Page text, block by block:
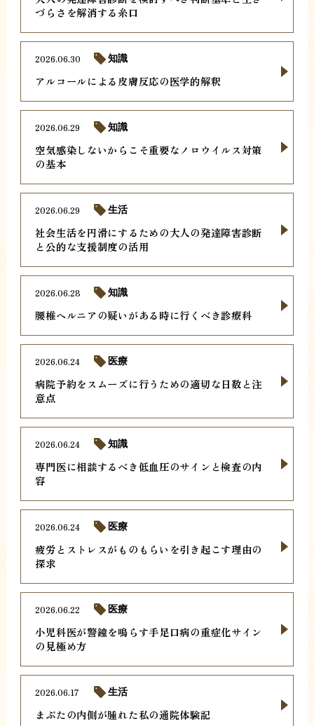
づらさを解消する糸口
アルコールによる皮膚反応の医学的解釈
2026.06.30 知識
空気感染しないからこそ重要なノロウイルス対策
の基本
2026.06.29 知識
社会生活を円滑にするための大人の発達障害診断
と公的な支援制度の活用
2026.06.29 生活
腰椎ヘルニアの疑いがある時に行くべき診療科
2026.06.28 知識
病院予約をスムーズに行うための適切な日数と注
意点
2026.06.24 医療
専門医に相談するべき低血圧のサインと検査の内
容
2026.06.24 知識
疲労とストレスがものもらいを引き起こす理由の
探求
2026.06.24 医療
小児科医が警鐘を鳴らす手足口病の重症化サイン
の見極め方
2026.06.22 医療
まぶたの内側が腫れた私の通院体験記
2026.06.17 生活